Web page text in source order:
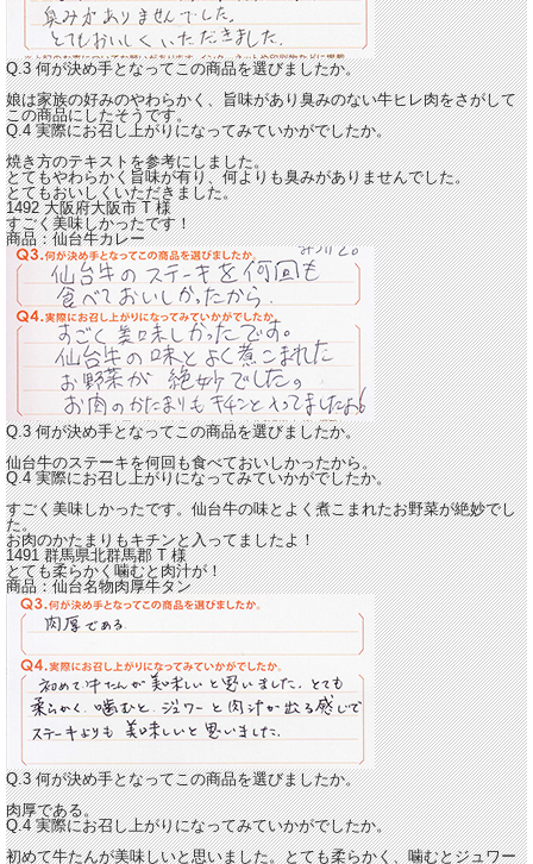
Q.3 何が決め手となってこの商品を選びましたか。
娘は家族の好みのやわらかく、旨味があり臭みのない牛ヒレ肉をさがして
この商品にしたそうです。
Q.4 実際にお召し上がりになってみていかがでしたか。
焼き方のテキストを参考にしました。
とてもやわらかく旨味が有り、何よりも臭みがありませんでした。
とてもおいしくいただきました。
1492 大阪府大阪市T様
すごく美味しかったです！
商品：仙台牛カレー
Q.3 何が決め手となってこの商品を選びましたか。
仙台牛のステーキを何回も食べておいしかったから。
Q.4 実際にお召し上がりになってみていかがでしたか。
すごく美味しかったです。仙台牛の味とよく煮こまれたお野菜が絶妙でし
た。
お肉のかたまりもキチンと入ってましたよ！
1491 群馬県北群馬郡T様
とても柔らかく噛むと肉汁が！
商品：仙台名物肉厚牛タン
Q.3 何が決め手となってこの商品を選びましたか。
肉厚である。
Q.4 実際にお召し上がりになってみていかがでしたか。
初めて牛たんが美味しいと思いました。とても柔らかく、噛むとジュワー